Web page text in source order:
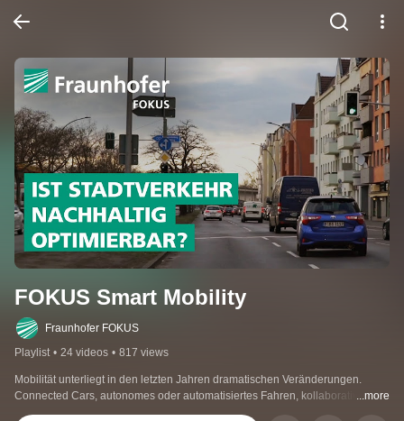
FOKUS Smart Mobility
Fraunhofer FOKUS
Playlist • 24 videos • 817 views
Mobilität unterliegt in den letzten Jahren dramatischen Veränderungen.
Connected Cars, autonomes oder automatisiertes Fahren, kollaborative
Mobilität, integrierte und intelligente Mobilität sind nur eine Auswahl der
...more